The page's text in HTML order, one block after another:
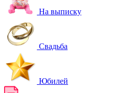
На выписку
Свадьба
Юбилей